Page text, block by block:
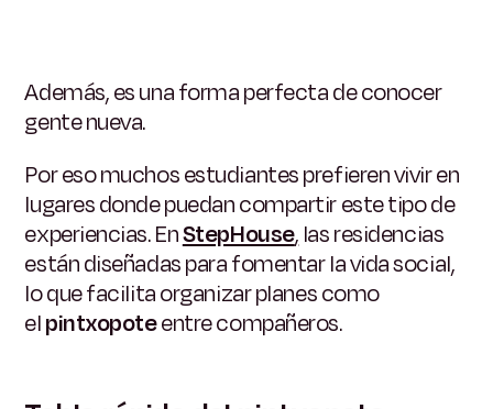
Además, es una forma perfecta de conocer
gente nueva.
Por eso muchos estudiantes prefieren vivir en
lugares donde puedan compartir este tipo de
experiencias. EnStepHouse, las residencias
están diseñadas para fomentar la vida social,
lo que facilita organizar planes como
elpintxopoteentre compañeros.